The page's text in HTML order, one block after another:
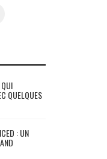
QUELQUES
: UN